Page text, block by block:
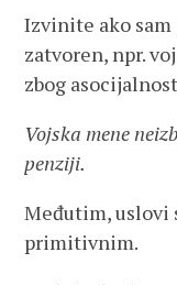
Izvinite ako sam
zatvoren, npr.
zbog
Vojska mene
penziji.
Međutim, uslovi
primitivnim.